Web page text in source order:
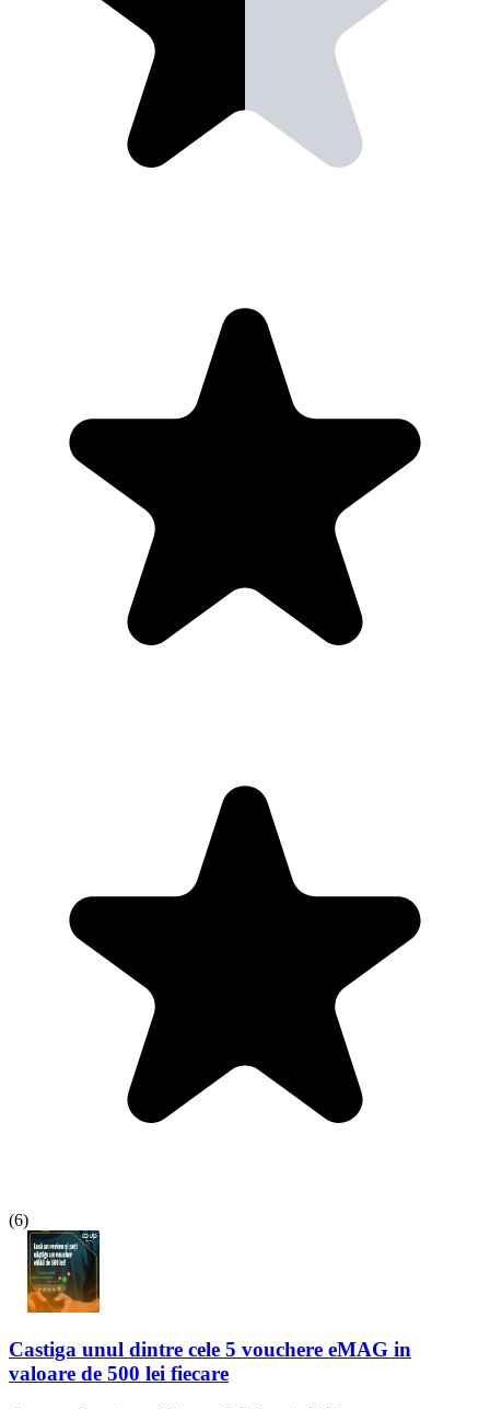
(6)
Castiga unul dintre cele 5 vouchere eMAG in
valoare de 500 lei fiecare